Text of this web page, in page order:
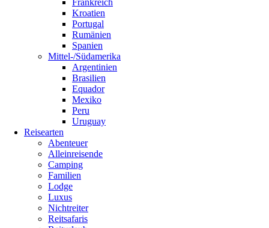
Frankreich
Kroatien
Portugal
Rumänien
Spanien
Mittel-/Südamerika
Argentinien
Brasilien
Equador
Mexiko
Peru
Uruguay
Reisearten
Abenteuer
Alleinreisende
Camping
Familien
Lodge
Luxus
Nichtreiter
Reitsafaris